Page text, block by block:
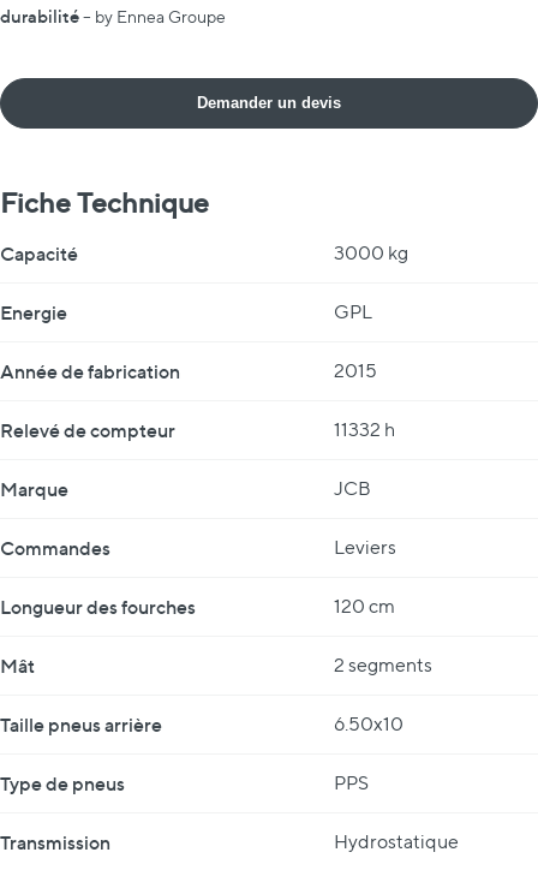
durabilité– by Ennea Groupe
Demander un devis
Fiche Technique
Capacité 3000 kg
Energie GPL
Année de fabrication 2015
Relevé de compteur 11332 h
Marque JCB
Commandes Leviers
Longueur des fourches 120 cm
Mât 2 segments
Taille pneus arrière 6.50x10
Type de pneus PPS
Transmission Hydrostatique